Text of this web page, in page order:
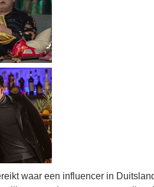
waar een influencer in